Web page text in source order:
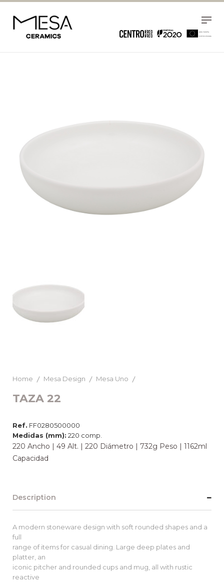
Home Mesa Design Mesa Uno
TAZA 22
Ref. FF0280500000
Medidas (mm): 220 comp.
220 Ancho | 49 Alt. | 220 Diámetro | 732g Peso | 1162ml
Capacidad
Description
A modern stoneware design with soft rounded shapes and a
full
range of items for casual dining. Large deep plates and
platter, an
iconic pitcher and rounded cups and mug, all with rustic
reactive